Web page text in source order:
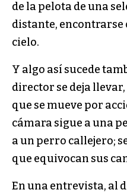
de la pelota de una
distante,
cielo.
Y algo así sucede
director se deja
que se mueve por
cámara sigue a una
a un perro callejero;
que equivocan sus
En una entrevista, al